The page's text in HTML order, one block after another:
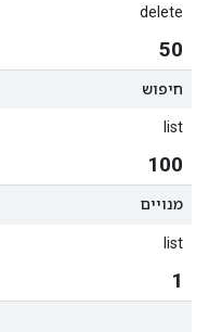
delete
50
חיפוש
list
100
מנויים
list
1